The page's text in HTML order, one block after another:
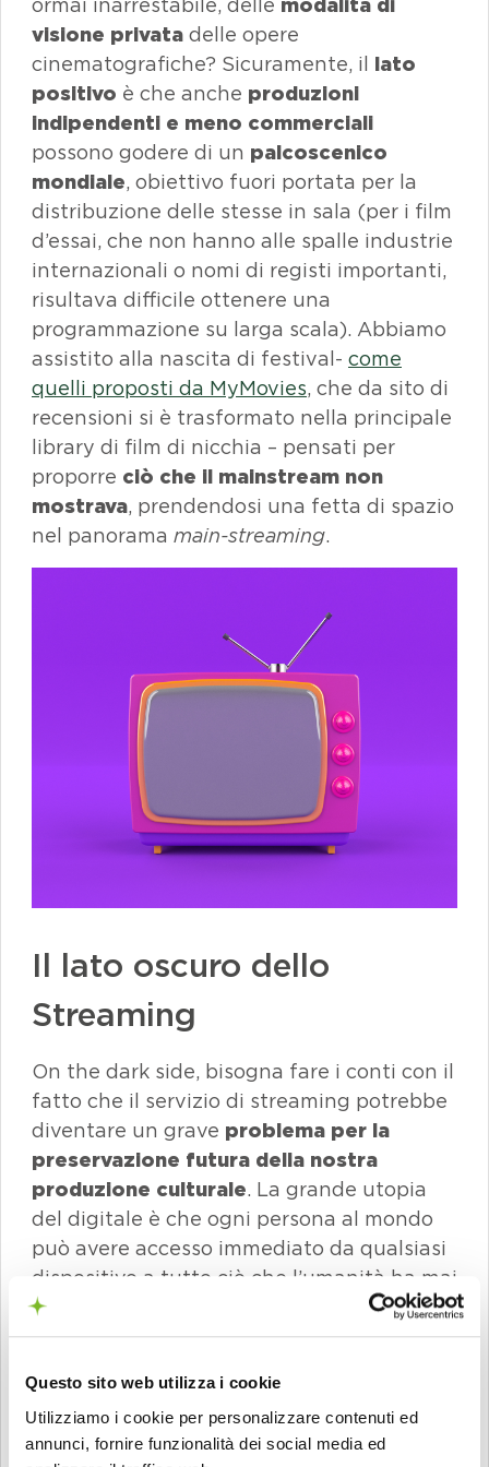
Questo sito web utilizza i cookie
Utilizziamo i cookie per personalizzare contenuti ed
annunci, fornire funzionalità dei social media ed
ormai inarrestabile, delle modalità di
visione privata delle opere
cinematografiche? Sicuramente, il lato
positivo è che anche produzioni
indipendenti e meno commerciali
possono godere di un palcoscenico
mondiale, obiettivo fuori portata per la
distribuzione delle stesse in sala (per i film
d’essai, che non hanno alle spalle industrie
internazionali o nomi di registi importanti,
risultava difficile ottenere una
programmazione su larga scala). Abbiamo
assistito alla nascita di festival- come
quelli proposti da MyMovies, che da sito di
recensioni si è trasformato nella principale
library di film di nicchia – pensati per
proporre ciò che il mainstream non
mostrava, prendendosi una fetta di spazio
nel panorama main-streaming.
Il lato oscuro dello
Streaming
On the dark side, bisogna fare i conti con il
fatto che il servizio di streaming potrebbe
diventare un grave problema per la
preservazione futura della nostra
produzione culturale. La grande utopia
del digitale è che ogni persona al mondo
può avere accesso immediato da qualsiasi
dispositivo a tutto ciò che l’umanità ha mai
prodotto e conservato finora. Ma
i beni
digitali possono scomparire. Come è già
annunciato la chiusura della sezione
ebook del Microsoft Store,togliendo agli
utenti l’accessoa tutti i libri da loro